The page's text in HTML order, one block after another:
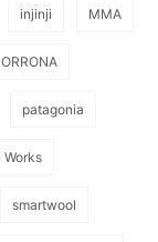
injinji MMA
patagonia
smartwool